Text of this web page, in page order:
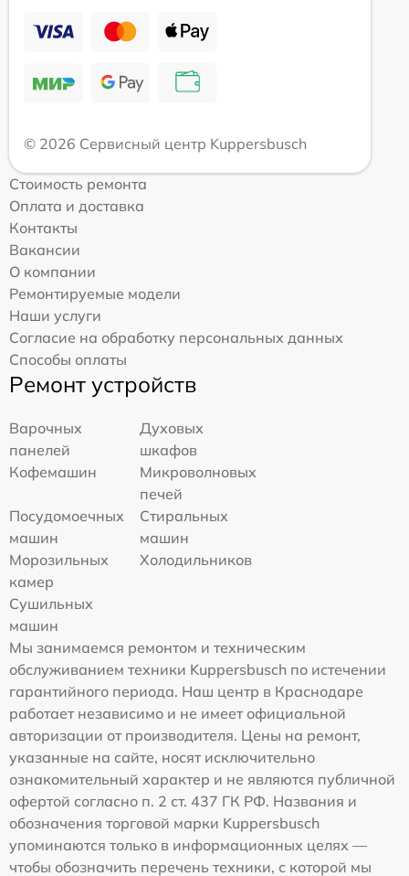
© 2026 Сервисный центр Kuppersbusch
Стоимость ремонта
Оплата и доставка
Контакты
Вакансии
О компании
Ремонтируемые модели
Наши услуги
Согласие на обработку персональных данных
Способы оплаты
Ремонт устройств
Варочных
панелей
Духовых
шкафов
Кофемашин
Микроволновых
печей
Посудомоечных
машин
Стиральных
машин
Морозильных
камер
Холодильников
Сушильных
машин
Мы занимаемся ремонтом и техническим
обслуживанием техники Kuppersbusch по истечении
гарантийного периода. Наш центр в Краснодаре
работает независимо и не имеет официальной
авторизации от производителя. Цены на ремонт,
указанные на сайте, носят исключительно
ознакомительный характер и не являются публичной
офертой согласно п. 2 ст. 437 ГК РФ. Названия и
обозначения торговой марки Kuppersbusch
упоминаются только в информационных целях —
чтобы обозначить перечень техники, с которой мы